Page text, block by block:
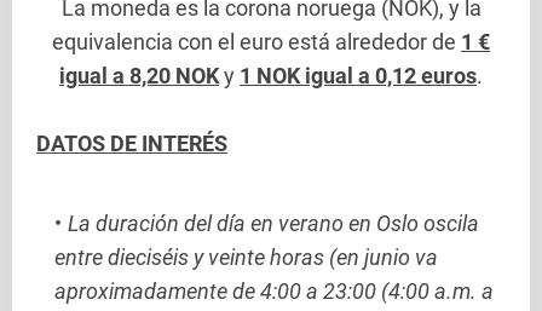
La moneda es la corona noruega (NOK), y la
equivalencia con el euro está alrededor de 1 €
igual a 8,20 NOKy 1 NOK igual a 0,12 euros.
DATOS DE INTERÉS
La duración del día en verano en Oslo oscila
entre dieciséis y veinte horas (en junio va
aproximadamente de 4:00 a 23:00 (4:00 a.m. a